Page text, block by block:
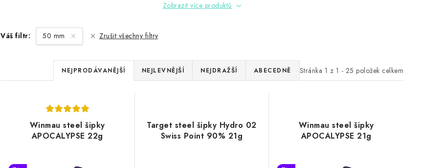
Zobrazit více produktů
Váš filtr: 50 mm Zrušit všechny filtry
Stránka 1 z 1 - 25 položek celkem
Ř
a
z
e
n
NEJPRODÁVANĚJŠÍ NEJLEVNĚJŠÍ NEJDRAŽŠÍ ABECEDNĚ
Winmau steel šipky
APOCALYPSE 22g
Target steel šipky Hydro 02
Swiss Point 90% 21g
Winmau steel šipky
APOCALYPSE 21g